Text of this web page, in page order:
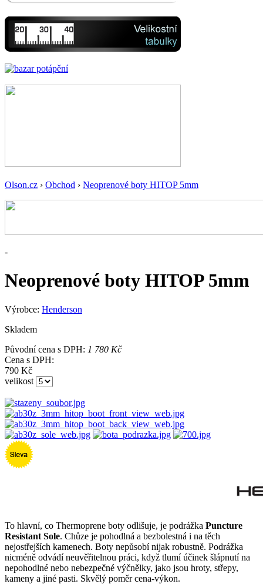
Olson.cz › Obchod › Neoprenové boty HITOP 5mm
-
Neoprenové boty HITOP 5mm
Výrobce: Henderson
Skladem
Původní cena s DPH: 1 780 Kč
Cena s DPH:
790 Kč
velikost
To hlavní, co Thermoprene boty odlišuje, je podrážka Puncture
Resistant Sole. Chůze je pohodlná a bezbolestná i na těch
nejostřejších kamenech. Boty nepůsobí nijak robustně. Podrážka
nicméně odvádí neuvěřitelnou práci, když tlumí účinek šlápnutí na
nepohodlné nebo nebezpečné výčnělky, jako jsou hroty, střepy,
kameny a jiné pasti. Skvělý poměr cena-výkon.